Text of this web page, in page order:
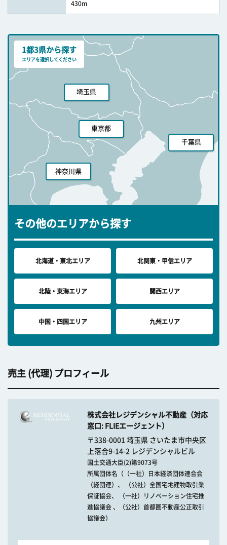
430m
1都3県から探す
エリアを選択してください
埼玉県
東京都
千葉県
神奈川県
その他のエリアから探す
北海道・東北エリア 北関東・甲信エリア
北陸・東海エリア 関西エリア
中国・四国エリア 九州エリア
売主 (代理) プロフィール
株式会社レジデンシャル不動産（対応
窓口: FLIEエージェント）
〒338-0001 埼玉県 さいたま市中央区
上落合9-14-2 レジデンシャルビル
国土交通大臣(2)第9073号
所属団体名（（一社）日本経済団体連合会
（経団連）、 （公社）全国宅地建物取引業
保証協会、 （一社）リノベーション住宅推
進協議会 、（公社）首都圏不動産公正取引
協議会）